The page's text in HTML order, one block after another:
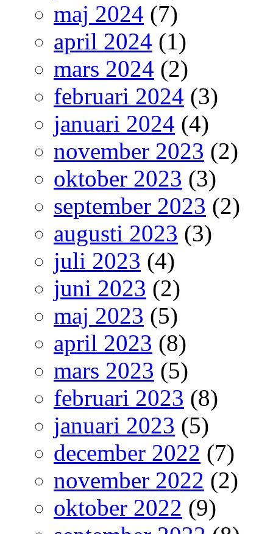
maj 2024 (7)
april 2024 (1)
mars 2024 (2)
februari 2024 (3)
januari 2024 (4)
november 2023 (2)
oktober 2023 (3)
september 2023 (2)
augusti 2023 (3)
juli 2023 (4)
juni 2023 (2)
maj 2023 (5)
april 2023 (8)
mars 2023 (5)
februari 2023 (8)
januari 2023 (5)
december 2022 (7)
november 2022 (2)
oktober 2022 (9)